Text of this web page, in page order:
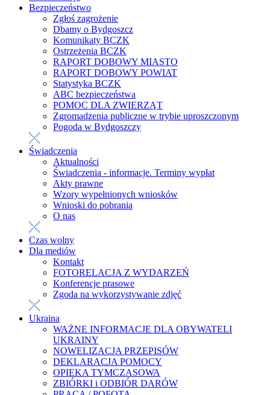
Bezpieczeństwo
Zgłoś zagrożenie
Dbamy o Bydgoszcz
Komunikaty BCZK
Ostrzeżenia BCZK
RAPORT DOBOWY MIASTO
RAPORT DOBOWY POWIAT
Statystyka BCZK
ABC bezpieczeństwa
POMOC DLA ZWIERZĄT
Zgromadzenia publiczne w trybie uproszczonym
Pogoda w Bydgoszczy
Świadczenia
Aktualności
Świadczenia - informacje. Terminy wypłat
Akty prawne
Wzory wypełnionych wniosków
Wnioski do pobrania
O nas
Czas wolny
Dla mediów
Kontakt
FOTORELACJA Z WYDARZEŃ
Konferencje prasowe
Zgoda na wykorzystywanie zdjęć
Ukraina
WAŻNE INFORMACJE DLA OBYWATELI
UKRAINY
NOWELIZACJA PRZEPISÓW
DEKLARACJA POMOCY
OPIEKA TYMCZASOWA
ZBIÓRKI i ODBIÓR DARÓW